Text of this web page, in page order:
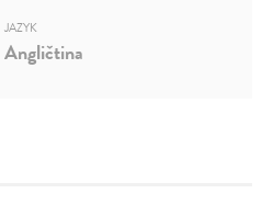
JAZYK
Angličtina